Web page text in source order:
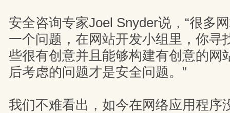
安全咨询专家Joel Snyder说，“很多
一个问题，在网站开发小组里，你寻
些很有创意并且能够构建有创意的网
后考虑的问题才是安全问题。”
我们不难看出，如今在网络应用程序